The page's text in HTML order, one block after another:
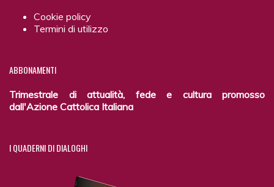
Cookie policy
Termini di utilizzo
ABBONAMENTI
Trimestrale di attualità, fede e cultura promosso
dall'Azione Cattolica Italiana
IQUADERNI DI DIALOGHI